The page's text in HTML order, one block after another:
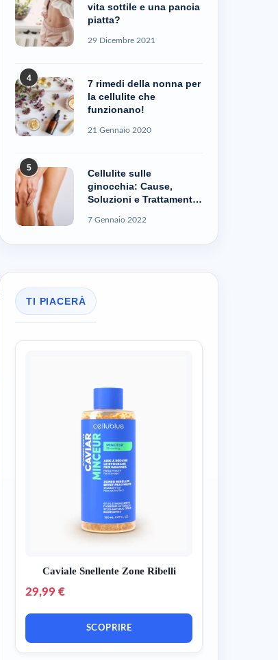
vita sottile e una pancia
piatta?
29 Dicembre 2021
4
7 rimedi della nonna per
la cellulite che
funzionano!
21 Gennaio 2020
5
Cellulite sulle
ginocchia: Cause,
Soluzioni e Trattamenti
7 Gennaio 2022
TI PIACERÀ
Caviale Snellente Zone Ribelli
29,99 €
SCOPRIRE